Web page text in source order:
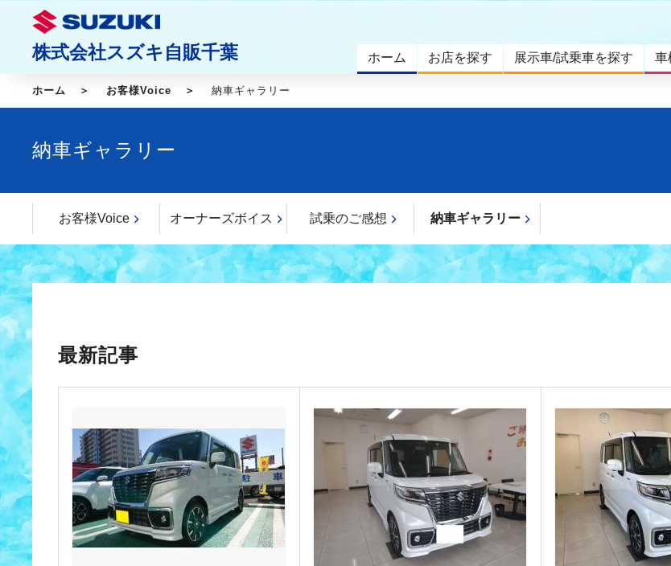
株式会社スズキ自販千葉 ホーム お店を探す 展示車/試乗車を探す 車
ホーム お客様Voice 納車ギャラリー
納車ギャラリー
お客様Voice オーナーズボイス 試乗のご感想 納車ギャラリー
最新記事